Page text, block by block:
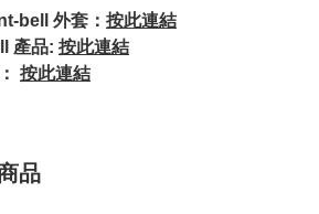
bell 外套： 按此連結
產品: 按此連結
按此連結
品